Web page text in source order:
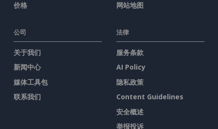
价格
网站地图
公司
关于我们
新闻中心
媒体工具包
联系我们
法律
服务条款
AI Policy
隐私政策
Content Guidelines
安全概述
举报投诉